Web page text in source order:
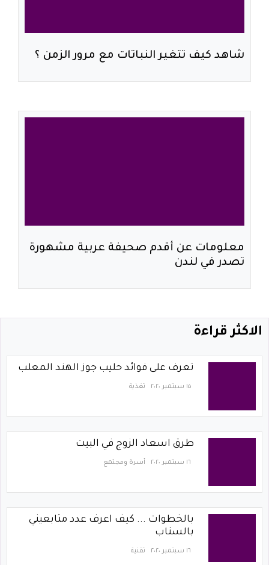
شاهد كيف تتغير النباتات مع مرور الزمن ؟
معلومات عن أقدم صحيفة عربية مشهورة
تصدر في لندن
الاكثر قراءة
تعرف على فوائد حليب جوز الهند المعلب
١٥ سبتمبر ٢٠٢٠ تغذية
طرق اسعاد الزوج في البيت
١٦ سبتمبر ٢٠٢٠ أسرة ومجتمع
بالخطوات ... كيف اعرف عدد متابعيني
بالسناب
١٦ سبتمبر ٢٠٢٠ تقنية